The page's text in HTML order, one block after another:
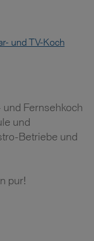
und Fernsehkoch
und
Betriebe und
pur!